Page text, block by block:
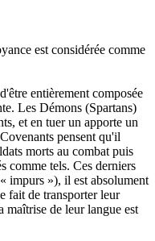
est considérée comme
entièrement composée
Les Démons (Spartans)
et en tuer un apporte un
pensent qu'il
morts au combat puis
comme tels. Ces derniers
impurs »), il est absolument
fait de transporter leur
maîtrise de leur langue est